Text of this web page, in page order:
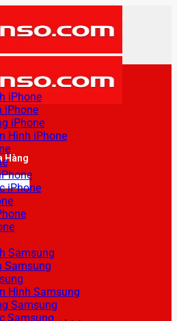
Hàng
iPhone
iPhone
iPhone
Hình iPhone
iPhone
Samsung
Samsung
Hình Samsung
Samsung
Samsung